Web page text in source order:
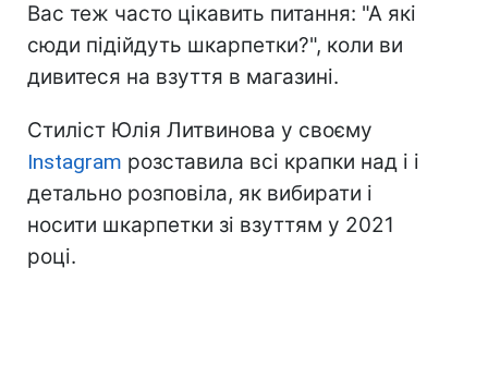
Вас теж часто цікавить питання: "А які
сюди підійдуть шкарпетки?", коли ви
дивитеся на взуття в магазині.
Стиліст Юлія Литвинова у своєму
Instagram розставила всі крапки над i і
детально розповіла, як вибирати і
носити шкарпетки зі взуттям у 2021
році.